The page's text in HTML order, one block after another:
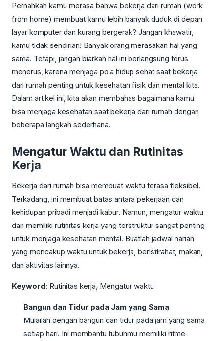
Pernahkah kamu merasa bahwa bekerja dari rumah (work
from home) membuat kamu lebih banyak duduk di depan
layar komputer dan kurang bergerak? Jangan khawatir,
kamu tidak sendirian! Banyak orang merasakan hal yang
sama. Tetapi, jangan biarkan hal ini berlangsung terus
menerus, karena menjaga pola hidup sehat saat bekerja
dari rumah penting untuk kesehatan fisik dan mental kita.
Dalam artikel ini, kita akan membahas bagaimana kamu
bisa menjaga kesehatan saat bekerja dari rumah dengan
beberapa langkah sederhana.
Mengatur Waktu dan Rutinitas
Kerja
Bekerja dari rumah bisa membuat waktu terasa fleksibel.
Terkadang, ini membuat batas antara pekerjaan dan
kehidupan pribadi menjadi kabur. Namun, mengatur waktu
dan memiliki rutinitas kerja yang terstruktur sangat penting
untuk menjaga kesehatan mental. Buatlah jadwal harian
yang mencakup waktu untuk bekerja, beristirahat, makan,
dan aktivitas lainnya.
Keyword: Rutinitas kerja, Mengatur waktu
Bangun dan Tidur pada Jam yang Sama
Mulailah dengan bangun dan tidur pada jam yang sama
setiap hari. Ini membantu tubuhmu memiliki ritme